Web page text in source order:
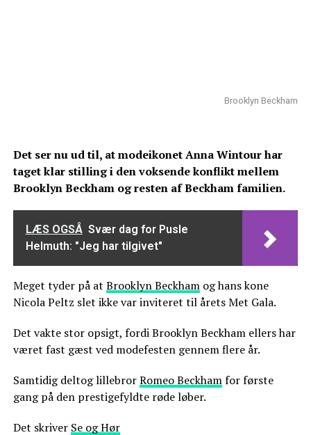
Brooklyn Beckham
Det ser nu ud til, at modeikonet Anna Wintour har
taget klar stilling i den voksende konflikt mellem
Brooklyn Beckham og resten af Beckham familien.
LÆS OGSÅ Svær dag for Pusle
Helmuth: "Jeg har tilgivet"
Meget tyder på at Brooklyn Beckhamog hans kone
Nicola Peltz slet ikke var inviteret til årets Met Gala.
Det vakte stor opsigt, fordi Brooklyn Beckham ellers har
været fast gæst ved modefesten gennem flere år.
Samtidig deltog lillebrorRomeo Beckhamfor første
gang på den prestigefyldte røde løber.
Det skriver Se og Hør